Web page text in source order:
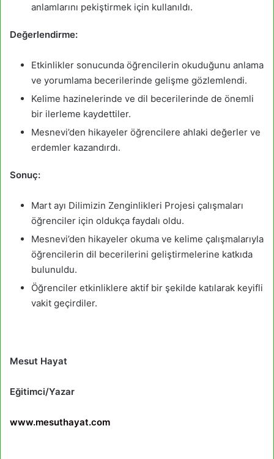
anlamlarını pekiştirmek için kullanıldı.
Değerlendirme:
Etkinlikler sonucunda öğrencilerin okuduğunu anlama
ve yorumlama becerilerinde gelişme gözlemlendi.
Kelime hazinelerinde ve dil becerilerinde de önemli
bir ilerleme kaydettiler.
Mesnevi’den hikayeler öğrencilere ahlaki değerler ve
erdemler kazandırdı.
Sonuç:
Mart ayı Dilimizin Zenginlikleri Projesi çalışmaları
öğrenciler için oldukça faydalı oldu.
Mesnevi’den hikayeler okuma ve kelime çalışmalarıyla
öğrencilerin dil becerilerini geliştirmelerine katkıda
bulunuldu.
Öğrenciler etkinliklere aktif bir şekilde katılarak keyifli
vakit geçirdiler.
Mesut Hayat
Eğitimci/Yazar
www.mesuthayat.com